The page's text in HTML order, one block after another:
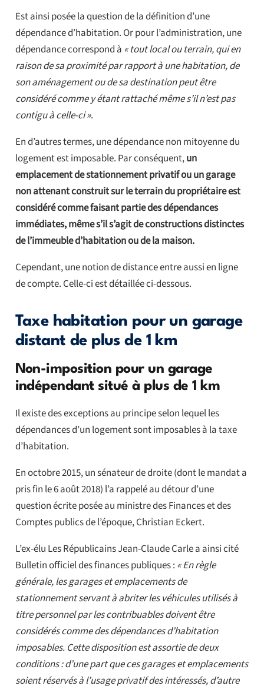
Est ainsi posée la question de la définition d’une
dépendance d’habitation. Or pour l’administration, une
dépendance correspond à « tout local ou terrain, qui en
raison de sa proximité par rapport à une habitation, de
son aménagement ou de sa destination peut être
considéré comme y étant rattaché même s’il n’est pas
contigu à celle-ci ».
En d’autres termes, une dépendance non mitoyenne du
logement est imposable. Par conséquent,un
emplacement de stationnement privatif ou un garage
non attenant construit sur le terrain du propriétaire est
considéré comme faisant partie des dépendances
immédiates, même s’il s’agit de constructions distinctes
de l’immeuble d’habitation ou de la maison.
Cependant, une notion de distance entre aussi en ligne
de compte. Celle-ci est détaillée ci-dessous.
Taxe habitation pour un garage
distant de plus de 1 km
Non-imposition pour un garage
indépendant situé à plus de 1 km
Il existe des exceptions au principe selon lequel les
dépendances d’un logement sont imposables à la taxe
d’habitation.
En octobre 2015, un sénateur de droite (dont le mandat a
pris fin le 6 août 2018) l’a rappelé au détour d’une
question écrite posée au ministre des Finances et des
Comptes publics de l’époque, Christian Eckert.
L’ex-élu Les Républicains Jean-Claude Carle a ainsi cité
Bulletin officiel des finances publiques : « En règle
générale, les garages et emplacements de
stationnement servant à abriter les véhicules utilisés à
titre personnel par les contribuables doivent être
considérés comme des dépendances d’habitation
imposables. Cette disposition est assortie de deux
conditions : d’une part que ces garages et emplacements
soient réservés à l’usage privatif des intéressés, d’autre